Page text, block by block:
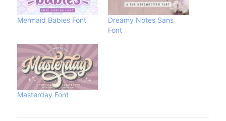
Mermaid Babies Font
Dreamy Notes Sans
Font
Masterday Font